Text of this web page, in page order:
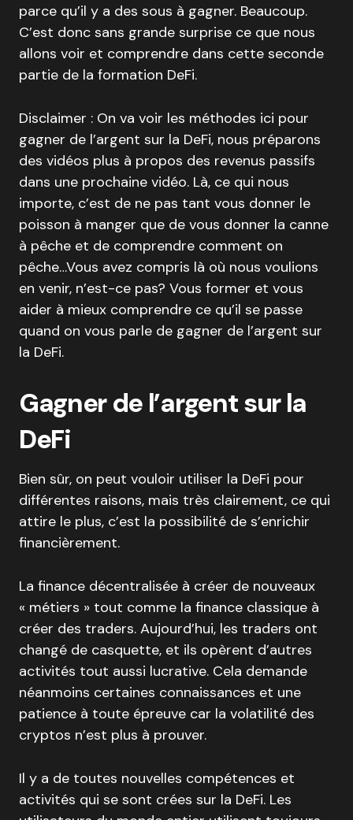
parce qu’il y a des sous à gagner. Beaucoup.
C’est donc sans grande surprise ce que nous
allons voir et comprendre dans cette seconde
partie de la formation DeFi.
Disclaimer : On va voir les méthodes ici pour
gagner de l’argent sur la DeFi, nous préparons
des vidéos plus à propos des revenus passifs
dans une prochaine vidéo. Là, ce qui nous
importe, c’est de ne pas tant vous donner le
poisson à manger que de vous donner la canne
à pêche et de comprendre comment on
pêche…Vous avez compris là où nous voulions
en venir, n’est-ce pas? Vous former et vous
aider à mieux comprendre ce qu’il se passe
quand on vous parle de gagner de l’argent sur
la DeFi.
Gagner de l’argent sur la
DeFi
Bien sûr, on peut vouloir utiliser la DeFi pour
différentes raisons, mais très clairement, ce qui
attire le plus, c’est la possibilité de s’enrichir
financièrement.
La finance décentralisée à créer de nouveaux
« métiers » tout comme la finance classique à
créer des traders. Aujourd’hui, les traders ont
changé de casquette, et ils opèrent d’autres
activités tout aussi lucrative. Cela demande
néanmoins certaines connaissances et une
patience à toute épreuve car la volatilité des
cryptos n’est plus à prouver.
Il y a de toutes nouvelles compétences et
activités qui se sont crées sur la DeFi. Les